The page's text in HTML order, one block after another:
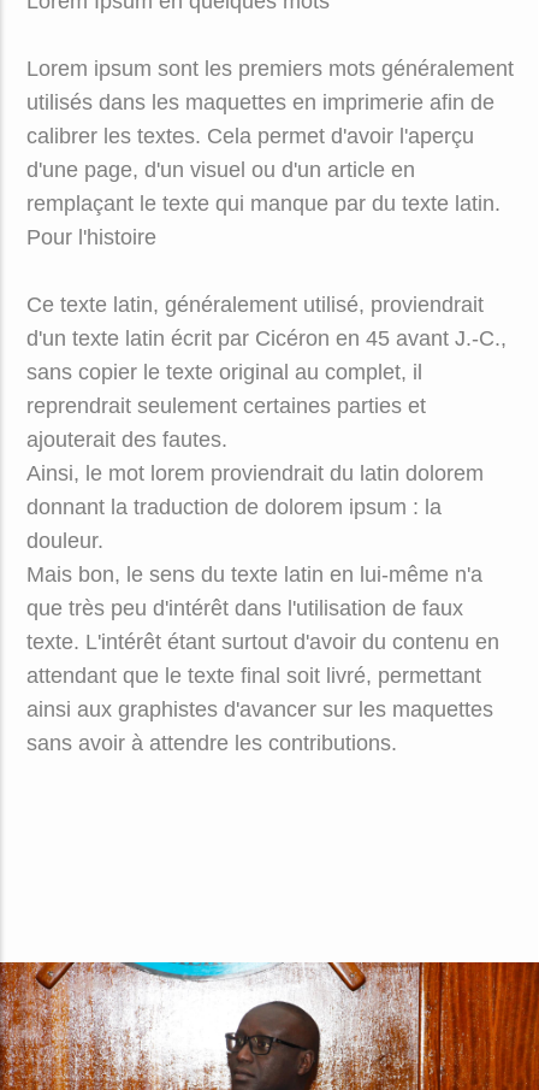
Lorem ipsum sont les premiers mots généralement
utilisés dans les maquettes en imprimerie afin de
calibrer les textes. Cela permet d'avoir l'aperçu
d'une page, d'un visuel ou d'un article en
remplaçant le texte qui manque par du texte latin.
Pour l'histoire
Ce texte latin, généralement utilisé, proviendrait
d'un texte latin écrit par Cicéron en 45 avant J.-C.,
sans copier le texte original au complet, il
reprendrait seulement certaines parties et
ajouterait des fautes.
Ainsi, le mot lorem proviendrait du latin dolorem
donnant la traduction de dolorem ipsum : la
douleur.
Mais bon, le sens du texte latin en lui-même n'a
que très peu d'intérêt dans l'utilisation de faux
texte. L'intérêt étant surtout d'avoir du contenu en
attendant que le texte final soit livré, permettant
ainsi aux graphistes d'avancer sur les maquettes
sans avoir à attendre les contributions.